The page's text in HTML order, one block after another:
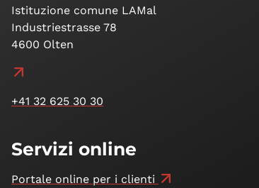
Istituzione comune LAMal
Industriestrasse 78
4600 Olten
+41 32 625 30 30
Servizi online
Portale online per i clienti